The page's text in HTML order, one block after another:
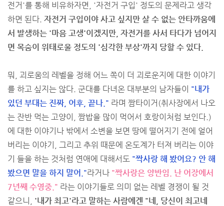
전거'를 통해 비유하자면, '자전거 구입' 정도의 문제라고 생각
하면 된다. 자전거 구입이야 사고 싶지만 살 수 없는 안타까움에
서 발생하는 '마음 고생'이겠지만, 자전거를 사서 타다가 넘어지
면 목숨이 위태로울 정도의 '심각한 부상'까지 당할 수 있다.
뭐, 괴로움의 레벨을 정해 어느 쪽이 더 괴로운지에 대한 이야기
를 하고 싶지는 않다. 군대를 다녀온 대부분의 남자들이 "내가
있던 부대는 진짜, 어후, 끝나." 라며 짬타이거(취사장에서 나오
는 잔반 먹는 고양이, 짬밥을 많이 먹어서 호랑이처럼 보인다.)
에 대한 이야기나 밖에서 소변을 보면 땅에 떨어지기 전에 얼어
버리는 이야기, 그리고 추위 때문에 온도계가 터져 버리는 이야
기 들을 하는 것처럼 연애에 대해서도 "짝사랑 해 봤어요? 안 해
봤으면 말을 하지 말어."라거나 "짝사랑은 양반임. 난 어장에서
7년째 수영중." 라는 이야기들로 의미 없는 레벨 경쟁이 될 것
같으니, '내가 최고'라고 말하는 사람에겐 "네, 당신이 최고네